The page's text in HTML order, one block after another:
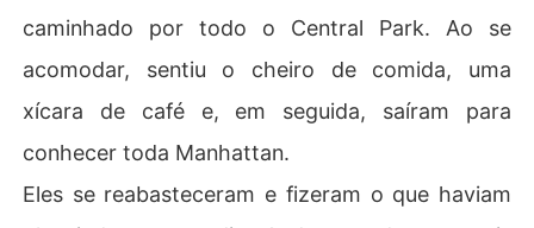
caminhado por todo o Central Park. Ao se
acomodar, sentiu o cheiro de comida, uma
xícara de café e, em seguida, saíram para
conhecer toda Manhattan.
Eles se reabasteceram e fizeram o que haviam